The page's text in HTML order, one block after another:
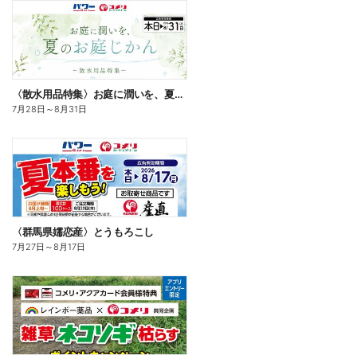
〈散水用品特集〉お庭に潤いを、夏のお庭じかん
7月28日 ～8月31日
〈群馬県嬬恋産〉とうもろこし
7月27日 ～8月17日